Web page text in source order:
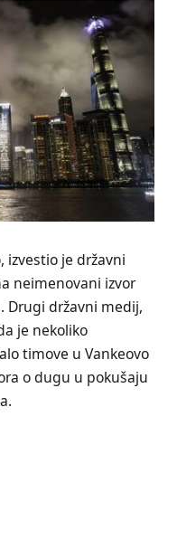
izvestio je državni
neimenovani izvor
Drugi državni medij,
je nekoliko
timove u Vankeovo
o dugu u pokušaju